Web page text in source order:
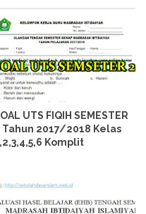
UTS FIQIH SEMESTER
Tahun 2017/2018 Kelas
Komplit